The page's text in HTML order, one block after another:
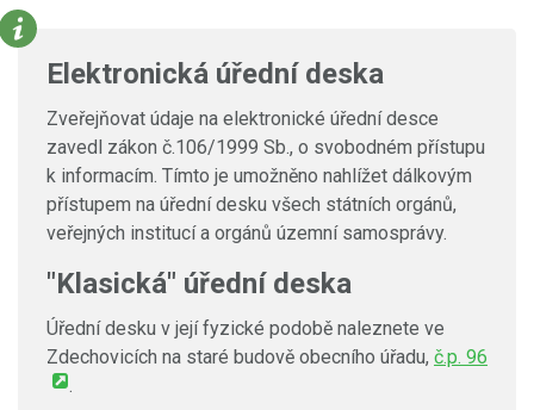
Elektronická úřední deska
Zveřejňovat údaje na elektronické úřední desce
zavedl zákon č.106/1999 Sb., o svobodném přístupu
k informacím. Tímto je umožněno nahlížet dálkovým
přístupem na úřední desku všech státních orgánů,
veřejných institucí a orgánů územní samosprávy.
"Klasická" úřední deska
Úřední desku v její fyzické podobě naleznete ve
Zdechovicích na staré budově obecního úřadu, č.p. 96
.